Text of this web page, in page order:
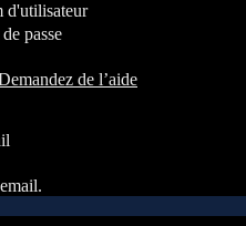
d'utilisateur
passe
de l’aide